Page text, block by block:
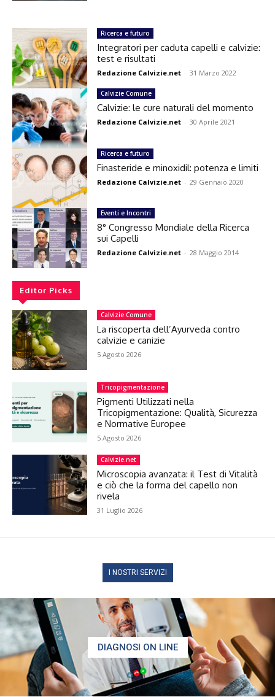
Ricerca e futuro
Integratori per caduta capelli e calvizie:
test e risultati
Redazione Calvizie.net - 31 Marzo 2022
Calvizie Comune
Calvizie: le cure naturali del momento
Redazione Calvizie.net - 30 Aprile 2021
Ricerca e futuro
Finasteride e minoxidil: potenza e limiti
Redazione Calvizie.net - 29 Gennaio 2020
Eventi e Incontri
8° Congresso Mondiale della Ricerca
sui Capelli
Redazione Calvizie.net - 28 Maggio 2014
Editor Picks
Calvizie Comune
La riscoperta dell’Ayurveda contro
calvizie e canizie
5 Agosto 2026
Tricopigmentazione
Pigmenti Utilizzati nella
Tricopigmentazione: Qualità, Sicurezza
e Normative Europee
5 Agosto 2026
Calvizie.net
Microscopia avanzata: il Test di Vitalità
e ciò che la forma del capello non
rivela
31 Luglio 2026
I NOSTRI SERVIZI
DIAGNOSI ON LINE